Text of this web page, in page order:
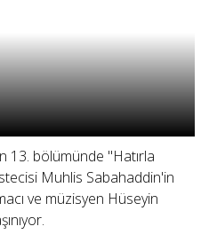
13. bölümünde "Hatırla
Muhlis Sabahaddin'in
ve müzisyen Hüseyin